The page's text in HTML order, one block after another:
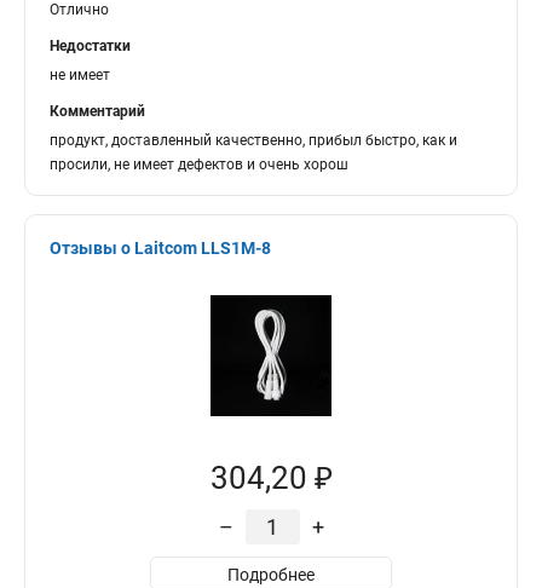
Отлично
Недостатки
не имеет
Комментарий
продукт, доставленный качественно, прибыл быстро, как и
просили, не имеет дефектов и очень хорош
Отзывы о Laitcom LLS1M-8
304,20 ₽
– +
Подробнее